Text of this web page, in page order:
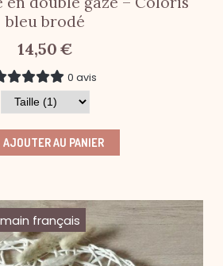
bleu brodé
14,50 €
0 avis
AJOUTER AU PANIER
français